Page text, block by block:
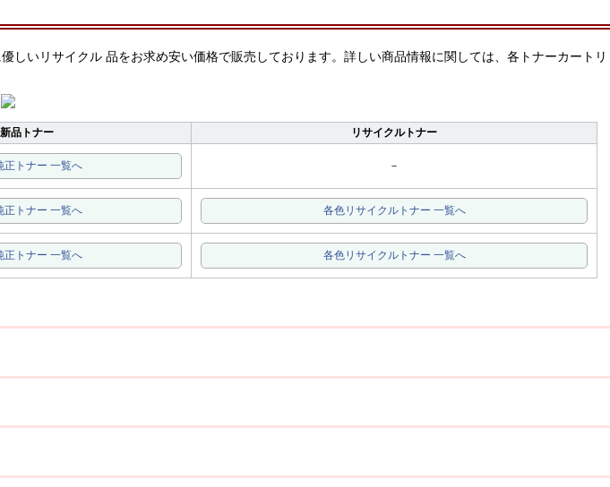
いリサイクル 品をお求め安い価格で販売しております。詳しい商品情報に関しては、各トナーカートリ
新品トナー リサイクルトナー
正トナー 一覧へ －
正トナー 一覧へ 各色リサイクルトナー 一覧へ
正トナー 一覧へ 各色リサイクルトナー 一覧へ